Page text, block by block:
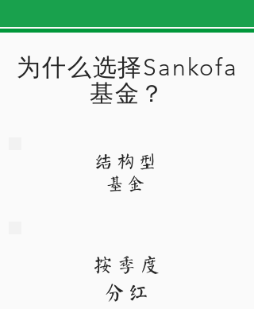
为什么选择Sankofa
基金？
结构型
基金
按季度
分红